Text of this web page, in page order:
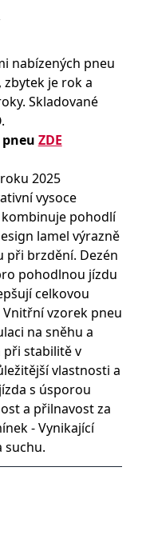
nabízených pneu
zbytek je rok a
Skladované
ZDE
2025
vysoce
pohodlí
lamel výrazně
při brzdění. Dezén
pohodlnou jízdu
celkovou
vzorek pneu
na sněhu a
při stabilitě v
vlastnosti a
s úsporou
a přilnavost za
- Vynikající
suchu.